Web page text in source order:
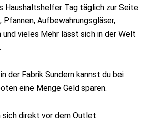
Haushaltshelfer Tag täglich zur Seite
Aufbewahrungsgläser,
vieles Mehr lässt sich in der Welt
der Fabrik Sundern kannst du bei
eine Menge Geld sparen.
direkt vor dem Outlet.